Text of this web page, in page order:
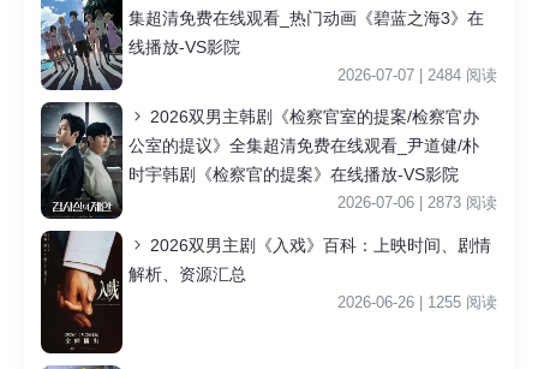
集超清免费在线观看_热门动画《碧蓝之海3》在
线播放-VS影院
2026-07-07 | 2484 阅读
2026双男主韩剧《检察官室的提案/检察官办
公室的提议》全集超清免费在线观看_尹道健/朴
时宇韩剧《检察官的提案》在线播放-VS影院
2026-07-06 | 2873 阅读
2026双男主剧《入戏》百科：上映时间、剧情
解析、资源汇总
2026-06-26 | 1255 阅读